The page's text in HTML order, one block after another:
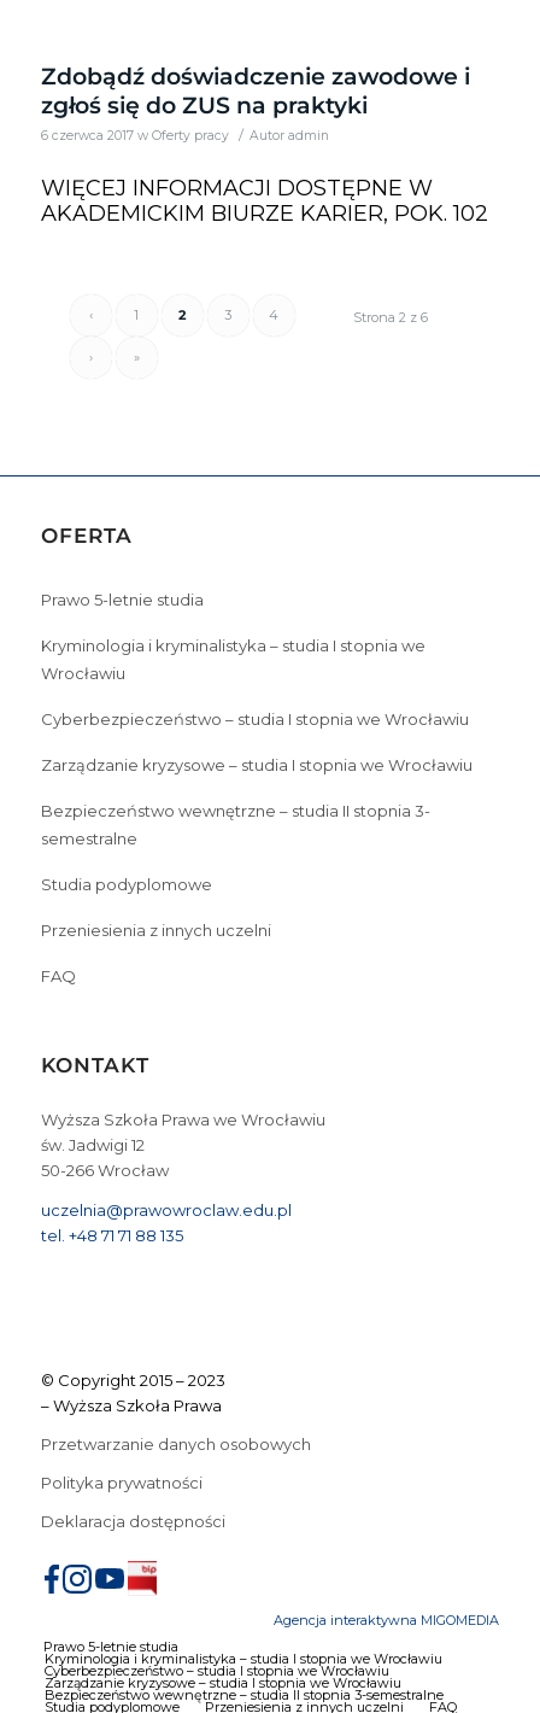
Zdobądź doświadczenie zawodowe i
zgłoś się do ZUS na praktyki
6 czerwca 2017 w Oferty pracy / Autor admin
WIĘCEJ INFORMACJI DOSTĘPNE W
AKADEMICKIM BIURZE KARIER, POK. 102
Strona 2 z 6
‹ 1 2 3 4
› »
OFERTA
Prawo 5-letnie studia
Kryminologia i kryminalistyka – studia I stopnia we
Wrocławiu
Cyberbezpieczeństwo – studia I stopnia we Wrocławiu
Zarządzanie kryzysowe – studia I stopnia we Wrocławiu
Bezpieczeństwo wewnętrzne – studia II stopnia 3-
semestralne
Studia podyplomowe
Przeniesienia z innych uczelni
FAQ
KONTAKT
Wyższa Szkoła Prawa we Wrocławiu
św. Jadwigi 12
50-266 Wrocław
uczelnia@prawowroclaw.edu.pl
tel. +48 71 71 88 135
© Copyright 2015 – 2023
– Wyższa Szkoła Prawa
Przetwarzanie danych osobowych
Polityka prywatności
Deklaracja dostępności
Agencja interaktywna MIGOMEDIA
Prawo 5-letnie studia
Kryminologia i kryminalistyka – studia I stopnia we Wrocławiu
Cyberbezpieczeństwo – studia I stopnia we Wrocławiu
Zarządzanie kryzysowe – studia I stopnia we Wrocławiu
Bezpieczeństwo wewnętrzne – studia II stopnia 3-semestralne
Studia podyplomowe Przeniesienia z innych uczelni FAQ